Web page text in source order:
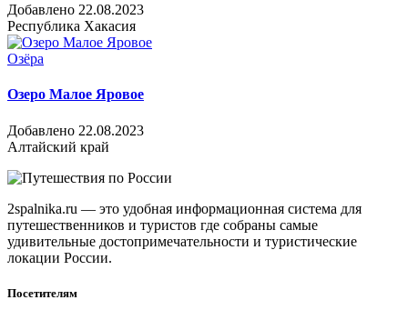
Добавлено 22.08.2023
Республика Хакасия
Озёра
Озеро Малое Яровое
Добавлено 22.08.2023
Алтайский край
2spalnika.ru — это удобная информационная система для
путешественников и туристов где собраны самые
удивительные достопримечательности и туристические
локации России.
Посетителям